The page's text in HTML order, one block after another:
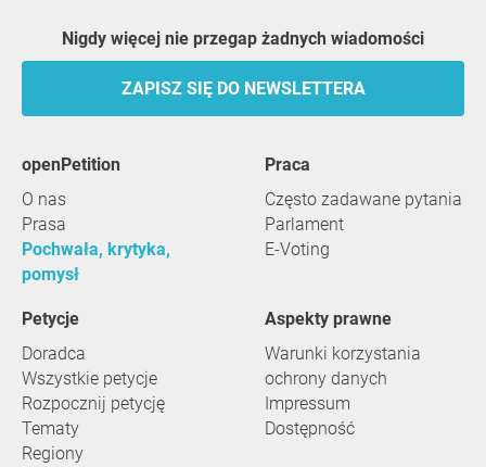
Nigdy więcej nie przegap żadnych wiadomości
ZAPISZ SIĘ DO NEWSLETTERA
openPetition
O nas
Prasa
Pochwała, krytyka,
pomysł
praca
Często zadawane pytania
Parlament
E-Voting
Petycje
Doradca
Wszystkie petycje
Rozpocznij petycję
Tematy
Regiony
Aspekty prawne
Warunki korzystania
ochrony danych
Impressum
Dostępność